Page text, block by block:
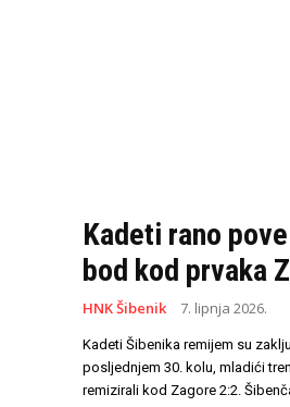
Kadeti rano
bod kod prvaka
HNK Šibenik 7. lipnja 2026.
Kadeti Šibenika remijem su
posljednjem 30. kolu, mladići
remizirali kod